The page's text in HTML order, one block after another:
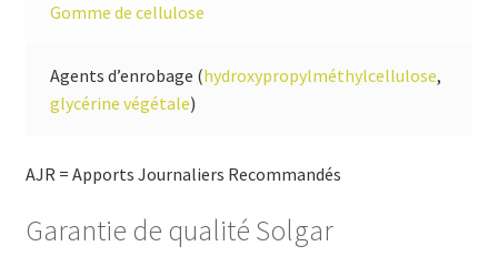
Gomme de cellulose
Agents d’enrobage (hydroxypropylméthylcellulose,
glycérine végétale)
AJR = Apports Journaliers Recommandés
Garantie de qualité Solgar